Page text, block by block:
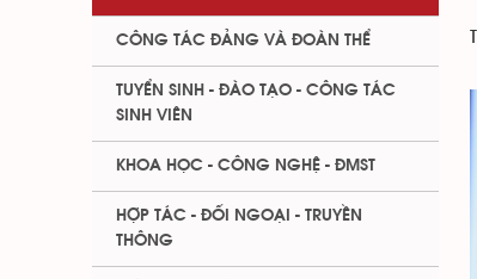
CÔNG TÁC ĐẢNG VÀ ĐOÀN THỂ
TUYỂN SINH - ĐÀO TẠO - CÔNG TÁC
SINH VIÊN
KHOA HỌC - CÔNG NGHỆ - ĐMST
HỢP TÁC - ĐỐI NGOẠI - TRUYỀN
THÔNG